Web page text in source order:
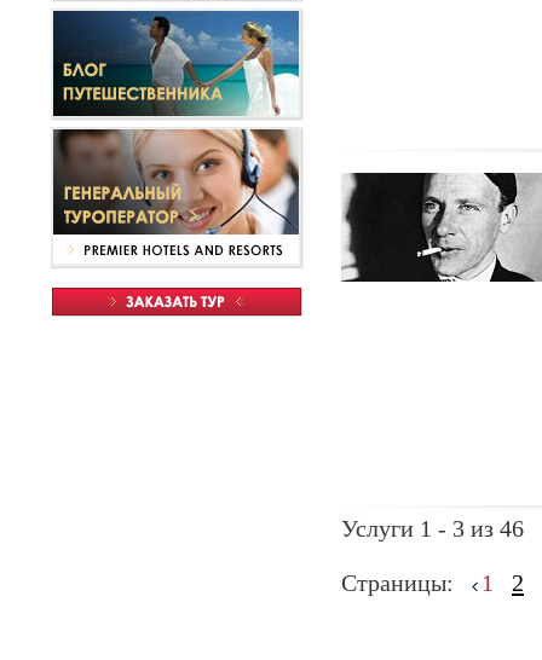
Услуги 1 - 3 из 46
Страницы: 1 2